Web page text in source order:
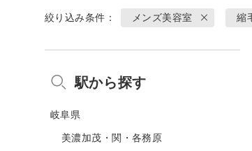
絞り込み条件： メンズ美容室 縮
駅から探す
岐阜県
美濃加茂・関・各務原